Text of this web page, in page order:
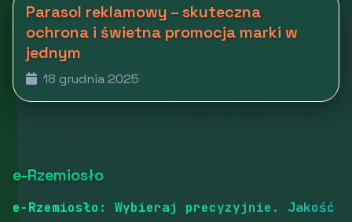
Parasol reklamowy – skuteczna
ochrona i świetna promocja marki w
jednym
18 grudnia 2025
e-Rzemiosło
e-Rzemiosło: Wybieraj precyzyjnie. Jakość